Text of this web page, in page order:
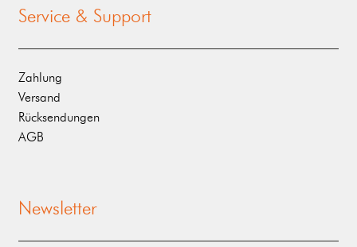
Service & Support
Zahlung
Versand
Rücksendungen
AGB
Newsletter